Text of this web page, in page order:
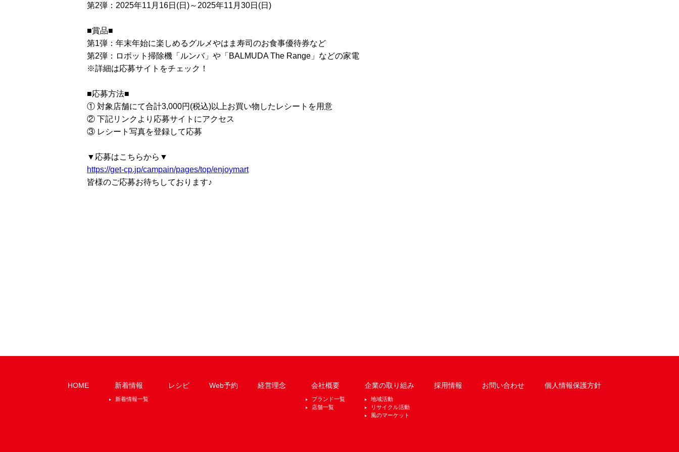
第2弾：2025年11月16日(日)～2025年11月30日(日)
■賞品■
第1弾：年末年始に楽しめるグルメやはま寿司のお食事優待券など
第2弾：ロボット掃除機「ルンバ」や「BALMUDA The Range」などの家電
※詳細は応募サイトをチェック！
■応募方法■
① 対象店舗にて合計3,000円(税込)以上お買い物したレシートを用意
② 下記リンクより応募サイトにアクセス
③ レシート写真を登録して応募
▼応募はこちらから▼
https://get-cp.jp/campain/pages/top/enjoymart
皆様のご応募お待ちしております♪
HOME 新着情報
新着情報一覧
レシピ Web予約 経営理念 会社概要
ブランド一覧
店舗一覧
企業の取り組み
地域活動
リサイクル活動
風のマーケット
採用情報 お問い合わせ 個人情報保護方針